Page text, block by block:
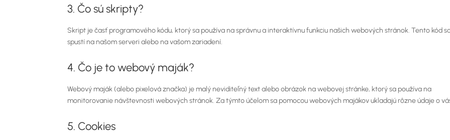
3. Čo sú skripty?
Skript je časť programového kódu, ktorý sa používa na správnu a interaktívnu funkciu našich webových stránok. Tento kód
spustí na našom serveri alebo na vašom zariadení.
4. Čo je to webový maják?
Webový maják (alebo pixelová značka) je malý neviditeľný text alebo obrázok na webovej stránke, ktorý sa používa na
monitorovanie návštevnosti webových stránok. Za týmto účelom sa pomocou webových majákov ukladajú rôzne údaje o
5. Cookies